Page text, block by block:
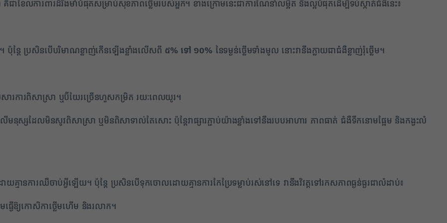
ជាខែលការពារដ៏រឹងមាំបំផុតសម្រាប់សុខភាពថ្លើមរបស់អ្នក។ ខាងក្រោមនេះជាការណែនាំលម្អិត និងល្អបំផុតដើម្បីទប់ស្កាត់ជំងឺនេះ៖
ន្តែ ប្រសិនបើបរិមាណខ្លាញ់កើនឡើងខ្លាំងលើសពី ៥% ទៅ ១០% នៃទម្ងន់ថ្លើមទាំងមូល នោះវានឹងក្លាយជាជំងឺខ្លាញ់រុំថ្លើម។
រការពិសាស្រា ឬប៊ីយែរច្រើនហួសកម្រិត រយៈពេលយូរ។
នុស្សដែលមិនសូវពិសាស្រា ឬមិនពិសាទាល់តែសោះ ប៉ុន្តែវាផ្សារភ្ជាប់យ៉ាងខ្លាំងទៅនឹងរបបអាហារ ភាពធាត់ ជំងឺទឹកនោមផ្អែម និងកង្វះលំ
នការឈឺចាប់អ្វីឡើយ។ ប៉ុន្តែ ប្រសិនបើទុកចោលដោយគ្មានការកែប្រែទម្លាប់រស់នៅទេ វានឹងវិវត្តទៅរកសភាពធ្ងន់ធ្ងរជាលំដាប់៖
មធ្វើឱ្យកោសិកាថ្លើមហើម និងរលាក។
1